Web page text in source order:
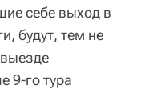
себе выход в
будут, тем не
9-го тура